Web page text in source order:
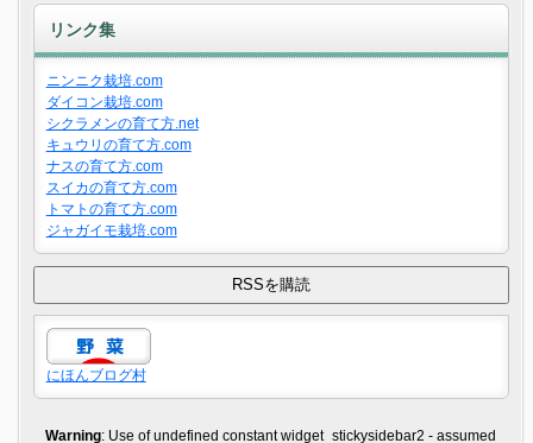
リンク集
ニンニク栽培.com
ダイコン栽培.com
シクラメンの育て方.net
キュウリの育て方.com
ナスの育て方.com
スイカの育て方.com
トマトの育て方.com
ジャガイモ栽培.com
にほんブログ村
Warning: Use of undefined constant widget_stickysidebar2 - assumed